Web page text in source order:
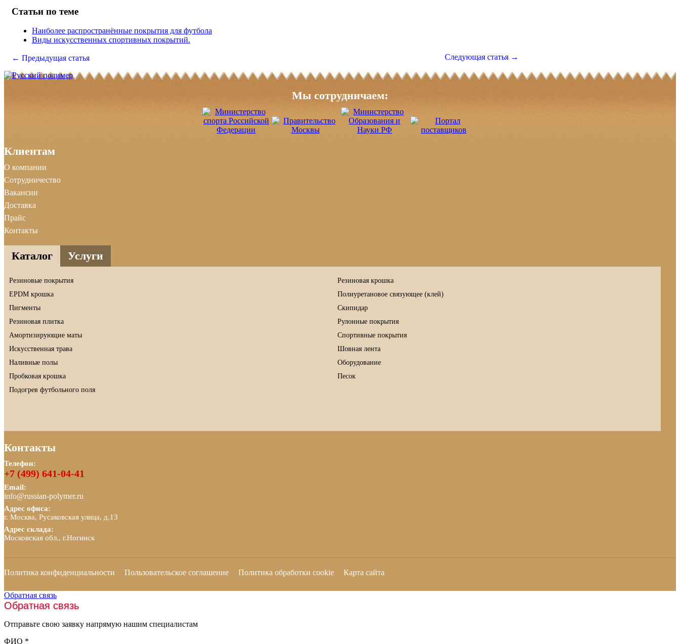
Статьи по теме
Наиболее распространённые покрытия для футбола
Виды искусственных спортивных покрытий.
← Предыдущая статья Следующая статья →
Мы сотрудничаем:
Клиентам
О компании
Сотрудничество
Вакансии
Доставка
Прайс
Контакты
Каталог Услуги
Резиновые покрытия
Резиновая крошка
EPDM крошка
Полиуретановое связующее (клей)
Пигменты
Скипидар
Резиновая плитка
Рулонные покрытия
Амортизирующие маты
Спортивные покрытия
Искусственная трава
Шовная лента
Наливные полы
Оборудование
Пробковая крошка
Песок
Подогрев футбольного поля
Контакты
Телефон:
+7 (499) 641-04-41
Email:
info@russian-polymer.ru
Адрес офиса:
г. Москва, Русаковская улица, д.13
Адрес склада:
Московская обл., г.Ногинск
Политика конфиденциальности Пользовательское соглашение Политика обработки cookie Карта сайта
Обратная связь
Обратная связь
Отправьте свою заявку напрямую нашим специалистам
ФИО *